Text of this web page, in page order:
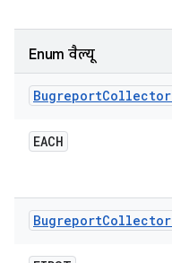
Enum वैल्यू
BugreportCollector
EACH
BugreportCollector